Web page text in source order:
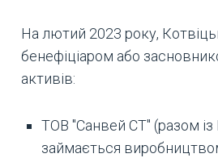
На лютий 2023 року,
бенефіціаром або
активів:
ТОВ "Санвей СТ" (разом
займається